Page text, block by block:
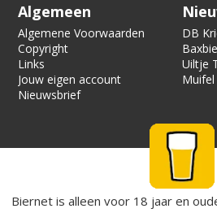
Algemeen
Algemene Voorwaarden
Copyright
Links
Jouw eigen account
Nieuwsbrief
DB
Strata
Uiltje
the
Muifel
Biernet is alleen voor 18 jaar en